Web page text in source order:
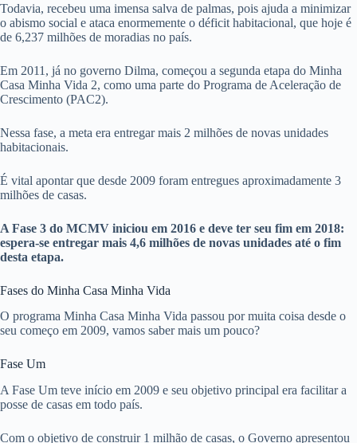
Todavia, recebeu uma imensa salva de palmas, pois ajuda a minimizar
o abismo social e ataca enormemente o déficit habitacional, que hoje é
de 6,237 milhões de moradias no país.
Em 2011, já no governo Dilma, começou a segunda etapa do Minha
Casa Minha Vida 2, como uma parte do Programa de Aceleração de
Crescimento (PAC2).
Nessa fase, a meta era entregar mais 2 milhões de novas unidades
habitacionais.
É vital apontar que desde 2009 foram entregues aproximadamente 3
milhões de casas.
A Fase 3 do MCMV iniciou em 2016 e deve ter seu fim em 2018:
espera-se entregar mais 4,6 milhões de novas unidades até o fim
desta etapa.
Fases do Minha Casa Minha Vida
O programa Minha Casa Minha Vida passou por muita coisa desde o
seu começo em 2009, vamos saber mais um pouco?
Fase Um
A Fase Um teve início em 2009 e seu objetivo principal era facilitar a
posse de casas em todo país.
Com o objetivo de construir 1 milhão de casas, o Governo apresentou